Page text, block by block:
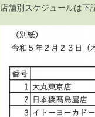
店舗別スケジュールは下